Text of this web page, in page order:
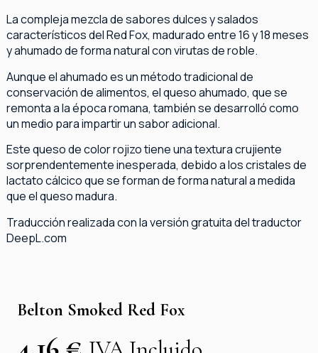
La compleja mezcla de sabores dulces y salados
característicos del Red Fox, madurado entre 16 y 18 meses
y ahumado de forma natural con virutas de roble.
Aunque el ahumado es un método tradicional de
conservación de alimentos, el queso ahumado, que se
remonta a la época romana, también se desarrolló como
un medio para impartir un sabor adicional.
Este queso de color rojizo tiene una textura crujiente
sorprendentemente inesperada, debido a los cristales de
lactato cálcico que se forman de forma natural a medida
que el queso madura.
Traducción realizada con la versión gratuita del traductor
DeepL.com
Belton Smoked Red Fox